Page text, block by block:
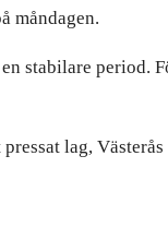
måndagen.
stabilare period.
lag,